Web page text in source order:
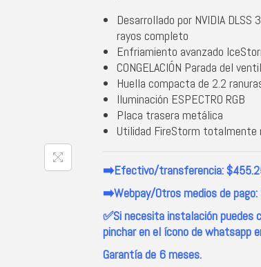
Desarrollado por NVIDIA
rayos completo
Enfriamiento avanzado
CONGELACIÓN Parada del
Huella compacta de 2.2
Iluminación ESPECTRO RGB
Placa trasera metálica
Utilidad FireStorm totalmente
➡️Efectivo/transferencia:
➡️Webpay/Otros medios de
✅Si necesita instalación
pinchar en el ícono de whatsapp
Garantía de 6 meses.